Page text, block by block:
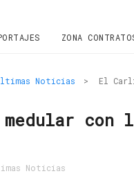
ZONA
Noticias >
El
con
Noticias